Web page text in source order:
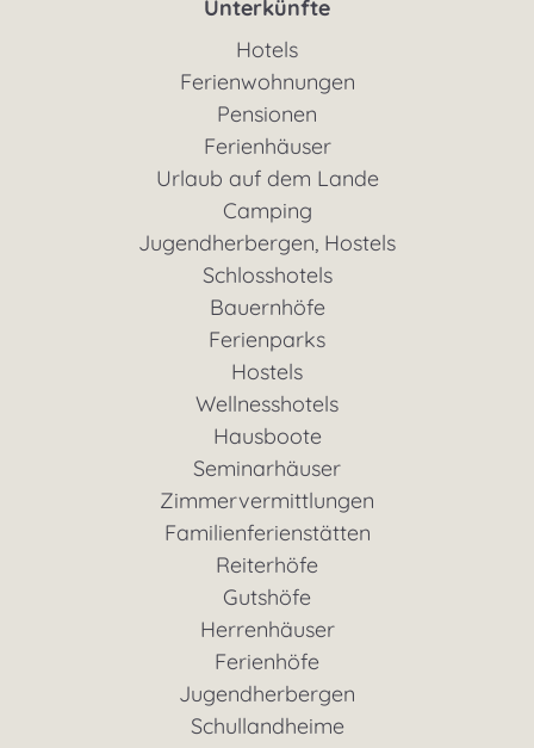
Unterkünfte
Hotels
Ferienwohnungen
Pensionen
Ferienhäuser
Urlaub auf dem Lande
Camping
Jugendherbergen, Hostels
Schlosshotels
Bauernhöfe
Ferienparks
Hostels
Wellnesshotels
Hausboote
Seminarhäuser
Zimmervermittlungen
Familienferienstätten
Reiterhöfe
Gutshöfe
Herrenhäuser
Ferienhöfe
Jugendherbergen
Schullandheime